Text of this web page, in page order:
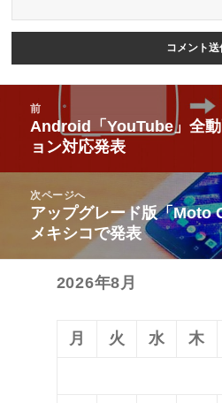
ビ
前
前
の
投
稿:
Android「YouTube」全
ョン対応発表
次ページへ
次
の
アップグレード版「Moto
メキシコで発表
2026年8月
月 火 水 木